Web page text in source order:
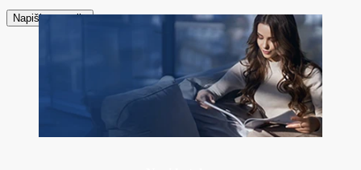
Napiši recenziju